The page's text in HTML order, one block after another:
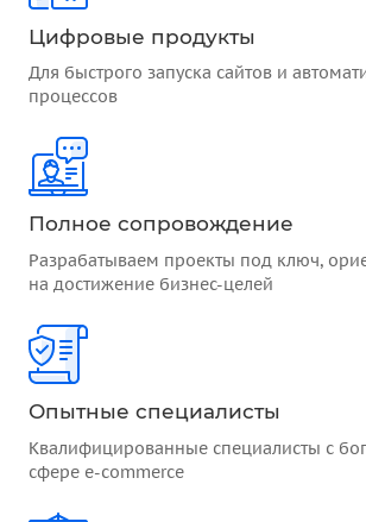
Цифровые продукты
Для быстрого запуска сайтов и
процессов
Полное сопровождение
Разрабатываем проекты под ключ,
на достижение бизнес-целей
Опытные специалисты
Квалифицированные специалисты с
сфере e-commerce